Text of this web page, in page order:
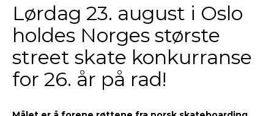
Lørdag 23. august i Oslo
holdes Norges største
street skate konkurranse
for 26. år på rad!